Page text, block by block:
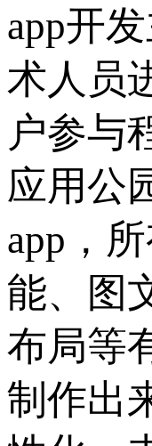
app开
术人员
户参与
应用公
app，
能、图
布局等
制作出